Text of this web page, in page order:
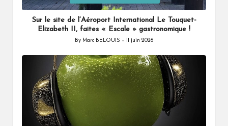
Sur le site de l’Aéroport International Le Touquet-
Elizabeth II, faites « Escale » gastronomique !
Posted
By Marc BELOUIS 11 juin 2026